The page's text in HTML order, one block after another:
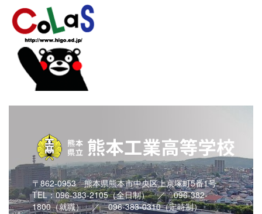
〒862-0953 熊本県熊本市中央区上京塚町5番1号
TEL：096-383-2105（全日制） ／ 096-382-
1800（就職） ／ 096-383-0310（定時制）